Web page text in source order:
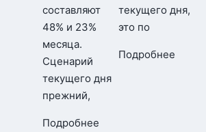
составляют
48% и 23%
месяца.
Сценарий
текущего дня
прежний,
Подробнее
текущего дня,
это по
Подробнее